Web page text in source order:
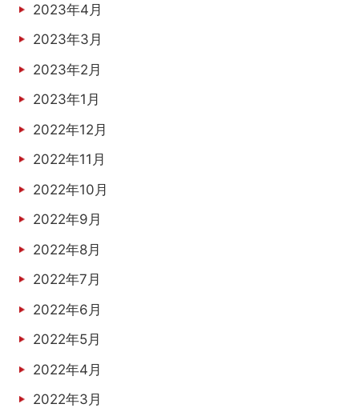
2023年4月
2023年3月
2023年2月
2023年1月
2022年12月
2022年11月
2022年10月
2022年9月
2022年8月
2022年7月
2022年6月
2022年5月
2022年4月
2022年3月